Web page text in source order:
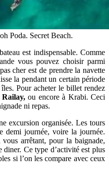
Poda. Secret Beach.
est indispensable. Comme
vous pouvez choisir parmi
cher est de prendre la navette
la pendant un certain période
Pour acheter le billet rendez
ou encore à Krabi. Ceci
ni repas.
excursion organisée. Les tours
demi journée, voire la journée.
arrêtant, pour la baignade,
Ce type d’activité est plus
si l’on les compare avec ceux